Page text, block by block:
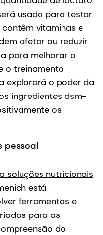
usado para testar
vitaminas e
afetar ou reduzir
para melhorar o
o treinamento
explorará o poder da
ingredientes dsm-
os
pessoal
soluções nutricionais
está
ferramentas e
para as
do